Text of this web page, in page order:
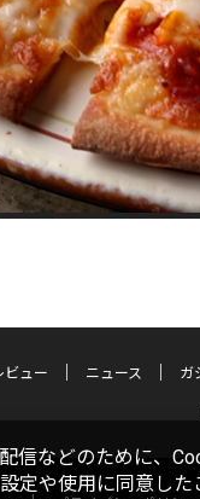
ビュー ニュース ガ
信などのために、
定や使用に同意し